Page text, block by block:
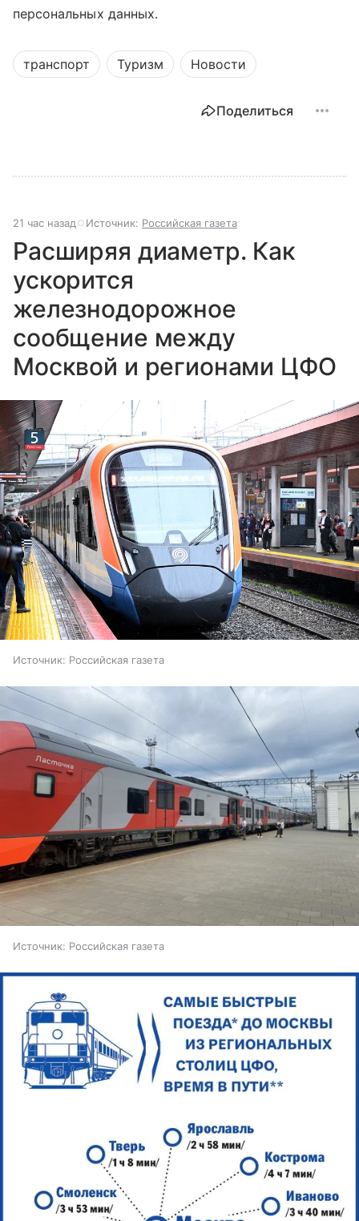
персональных данных.
транспорт Туризм Новости
Поделиться
21 час назад Источник: Российская газета
Расширяя диаметр. Как
ускорится
железнодорожное
сообщение между
Москвой и регионами ЦФО
Источник: Российская газета
Источник: Российская газета